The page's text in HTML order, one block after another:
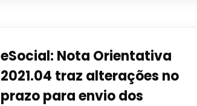
eSocial: Nota Orientativa
2021.04 traz alterações no
prazo para envio dos